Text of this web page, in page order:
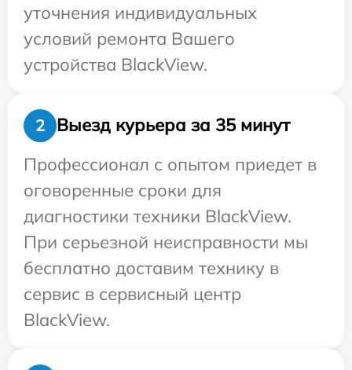
уточнения индивидуальных
условий ремонта Вашего
устройства BlackView.
2
Выезд курьера за 35 минут
Профессионал с опытом приедет в
оговоренные сроки для
диагностики техники BlackView.
При серьезной неисправности мы
бесплатно доставим технику в
сервис в сервисный центр
BlackView.